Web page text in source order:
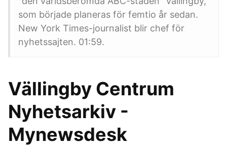
som började planeras för femtio år sedan.
New York Times-journalist blir chef för
nyhetssajten. 01:59.
Vällingby Centrum
Nyhetsarkiv -
Mynewsdesk